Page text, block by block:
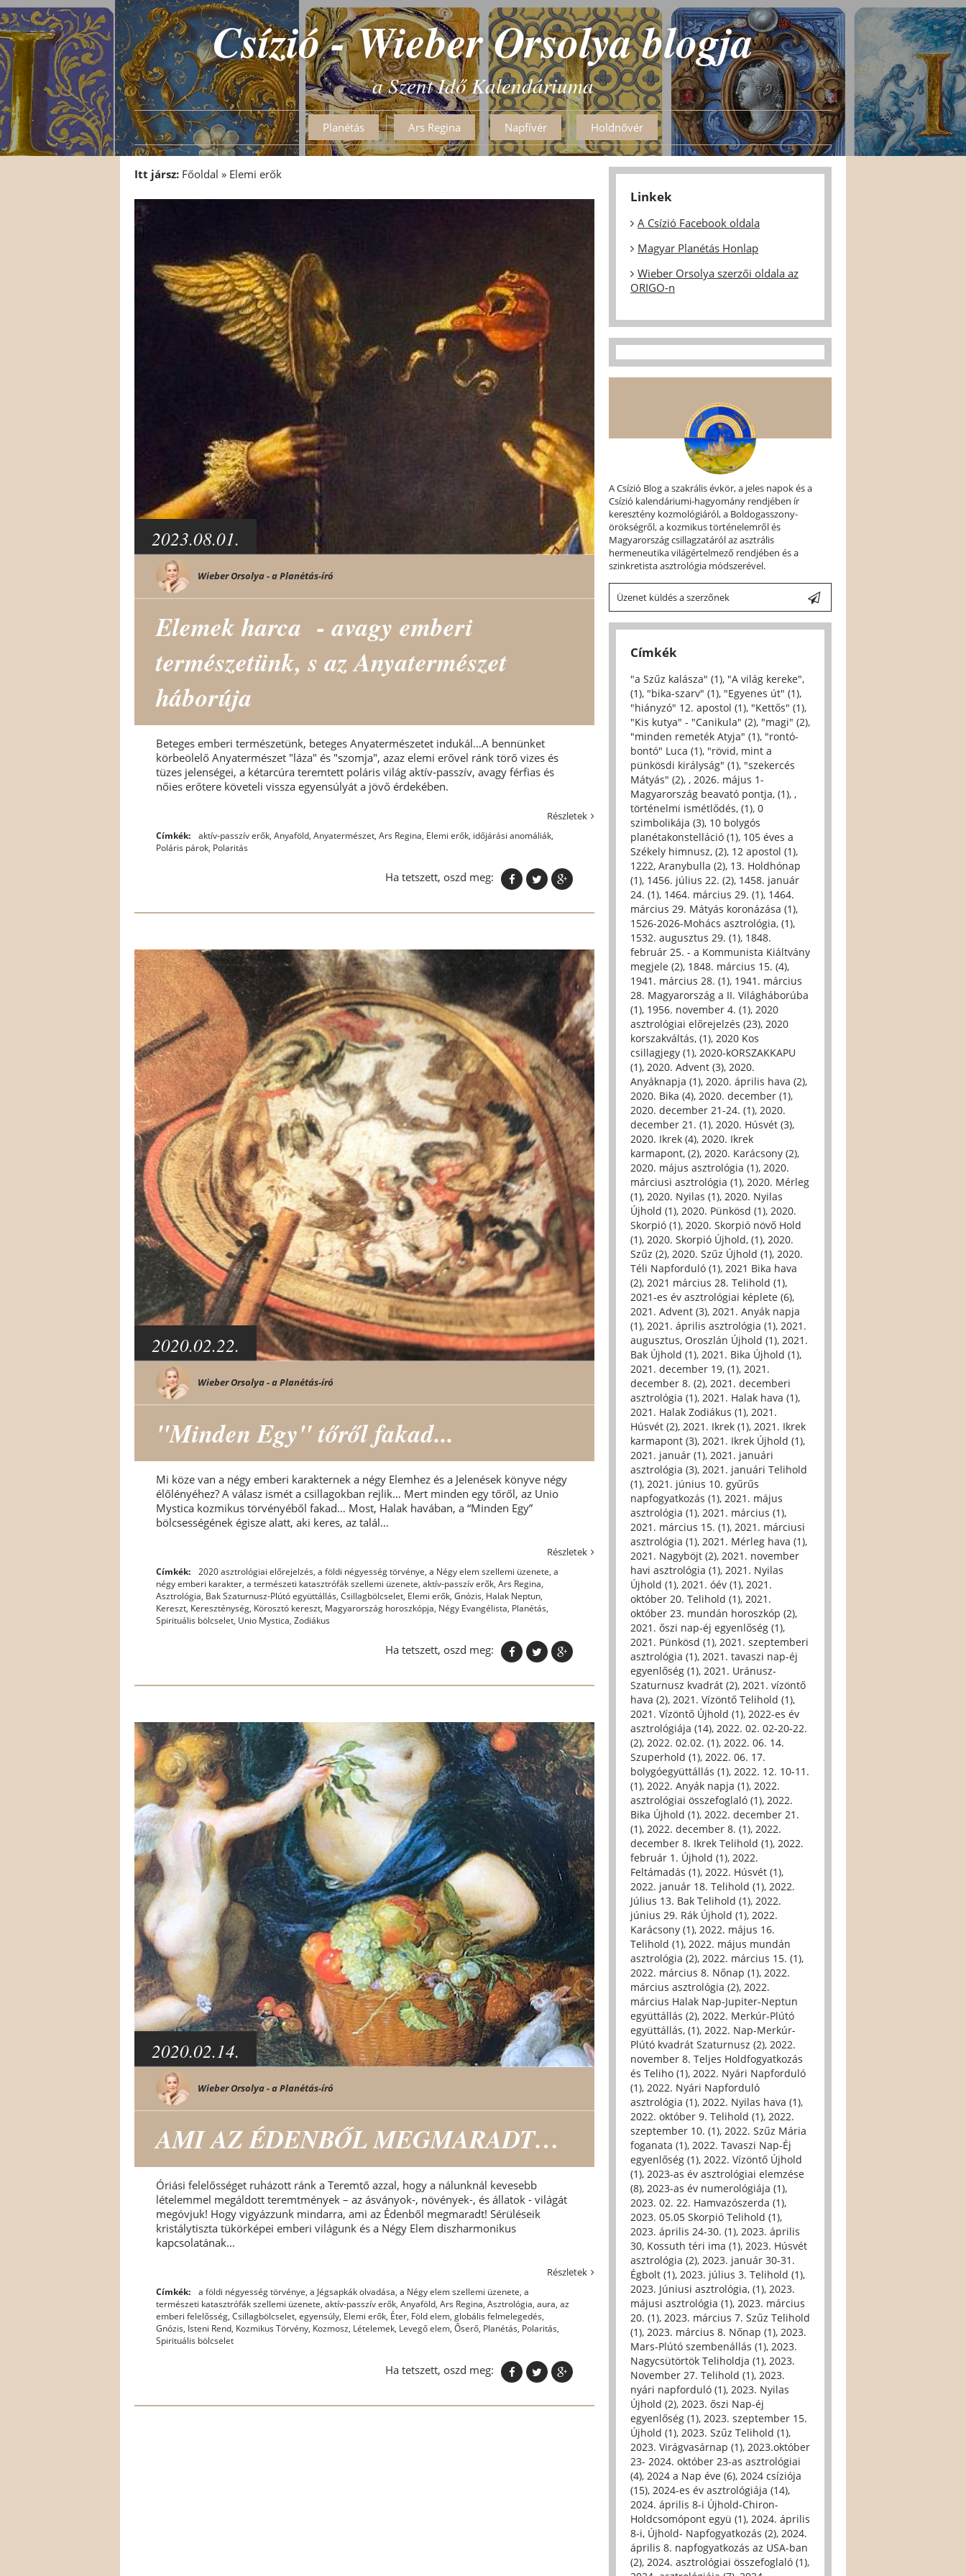
Csízió - Wieber Orsolya blogja
a Szent Idő Kalendáriuma
Planétás Ars Regina Napfívér Holdnővér
Itt jársz: Főoldal » Elemi erők
2023.08.01.
Wieber Orsolya - a Planétás-író
Elemek harca - avagy emberi
természetünk, s az Anyatermészet
háborúja
Beteges emberi természetünk, beteges Anyatermészetet indukál…A bennünket
körbeölelő Anyatermészet "láza" és "szomja", azaz elemi erővel ránk törő vizes és
tüzes jelenségei, a kétarcúra teremtett poláris világ aktív-passzív, avagy férfias és
nőies erőtere követeli vissza egyensúlyát a jövő érdekében.
Részletek
Címkék: aktív-passzív erők, Anyaföld, Anyatermészet, Ars Regina, Elemi erők, időjárási anomáliák,
Poláris párok, Polaritás
Ha tetszett, oszd meg:
2020.02.22.
Wieber Orsolya - a Planétás-író
"Minden Egy" tőről fakad...
Mi köze van a négy emberi karakternek a négy Elemhez és a Jelenések könyve négy
élőlényéhez? A válasz ismét a csillagokban rejlik… Mert minden egy tőről, az Unio
Mystica kozmikus törvényéből fakad… Most, Halak havában, a “Minden Egy”
bölcsességének égisze alatt, aki keres, az talál…
Részletek
Címkék: 2020 asztrológiai előrejelzés, a földi négyesség törvénye, a Négy elem szellemi üzenete, a
négy emberi karakter, a természeti katasztrófák szellemi üzenete, aktív-passzív erők, Ars Regina,
Asztrológia, Bak Szaturnusz-Plútó együttállás, Csillagbölcselet, Elemi erők, Gnózis, Halak Neptun,
Kereszt, Kereszténység, Körosztó kereszt, Magyarország horoszkópja, Négy Evangélista, Planétás,
Spirituális bölcselet, Unio Mystica, Zodiákus
Ha tetszett, oszd meg:
2020.02.14.
Wieber Orsolya - a Planétás-író
AMI AZ ÉDENBŐL MEGMARADT…
Óriási felelősséget ruházott ránk a Teremtő azzal, hogy a nálunknál kevesebb
lételemmel megáldott teremtmények – az ásványok-, növények-, és állatok - világát
megóvjuk! Hogy vigyázzunk mindarra, ami az Édenből megmaradt! Sérüléseik
kristálytiszta tükörképei emberi világunk és a Négy Elem diszharmonikus
kapcsolatának...
Részletek
Címkék: a földi négyesség törvénye, a Jégsapkák olvadása, a Négy elem szellemi üzenete, a
természeti katasztrófák szellemi üzenete, aktív-passzív erők, Anyaföld, Ars Regina, Asztrológia, aura, az
emberi felelősség, Csillagbölcselet, egyensúly, Elemi erők, Éter, Föld elem, globális felmelegedés,
Gnózis, Isteni Rend, Kozmikus Törvény, Kozmosz, Lételemek, Levegő elem, Őserő, Planétás, Polaritás,
Spirituális bölcselet
Ha tetszett, oszd meg:
Linkek
A Csízió Facebook oldala
Magyar Planétás Honlap
Wieber Orsolya szerzői oldala az
ORIGO-n
A Csízió Blog a szakrális évkör, a jeles napok és a
Csízió kalendáriumi-hagyomány rendjében ír
keresztény kozmológiáról, a Boldogasszony-
örökségről, a kozmikus történelemről és
Magyarország csillagzatáról az asztrális
hermeneutika világértelmező rendjében és a
szinkretista asztrológia módszerével.
Üzenet küldés a szerzőnek
Címkék
"a Szűz kalásza" (1), "A világ kereke",
(1), "bika-szarv" (1), "Egyenes út" (1),
"hiányzó" 12. apostol (1), "Kettős" (1),
"Kis kutya" - "Canikula" (2), "magi" (2),
"minden remeték Atyja" (1), "rontó-
bontó" Luca (1), "rövid, mint a
pünkösdi királyság" (1), "szekercés
Mátyás" (2), , 2026. május 1-
Magyarország beavató pontja, (1), ,
történelmi ismétlődés, (1), 0
szimbolikája (3), 10 bolygós
planétakonstelláció (1), 105 éves a
Székely himnusz, (2), 12 apostol (1),
1222, Aranybulla (2), 13. Holdhónap
(1), 1456. július 22. (2), 1458. január
24. (1), 1464. március 29. (1), 1464.
március 29. Mátyás koronázása (1),
1526-2026-Mohács asztrológia, (1),
1532. augusztus 29. (1), 1848.
február 25. - a Kommunista Kiáltvány
megjele (2), 1848. március 15. (4),
1941. március 28. (1), 1941. március
28. Magyarország a II. Világháborúba
(1), 1956. november 4. (1), 2020
asztrológiai előrejelzés (23), 2020
korszakváltás, (1), 2020 Kos
csillagjegy (1), 2020-kORSZAKKAPU
(1), 2020. Advent (3), 2020.
Anyáknapja (1), 2020. április hava (2),
2020. Bika (4), 2020. december (1),
2020. december 21-24. (1), 2020.
december 21. (1), 2020. Húsvét (3),
2020. Ikrek (4), 2020. Ikrek
karmapont, (2), 2020. Karácsony (2),
2020. május asztrológia (1), 2020.
márciusi asztrológia (1), 2020. Mérleg
(1), 2020. Nyilas (1), 2020. Nyilas
Újhold (1), 2020. Pünkösd (1), 2020.
Skorpió (1), 2020. Skorpió növő Hold
(1), 2020. Skorpió Újhold, (1), 2020.
Szűz (2), 2020. Szűz Újhold (1), 2020.
Téli Napforduló (1), 2021 Bika hava
(2), 2021 március 28. Telihold (1),
2021-es év asztrológiai képlete (6),
2021. Advent (3), 2021. Anyák napja
(1), 2021. április asztrológia (1), 2021.
augusztus, Oroszlán Újhold (1), 2021.
Bak Újhold (1), 2021. Bika Újhold (1),
2021. december 19, (1), 2021.
december 8. (2), 2021. decemberi
asztrológia (1), 2021. Halak hava (1),
2021. Halak Zodiákus (1), 2021.
Húsvét (2), 2021. Ikrek (1), 2021. Ikrek
karmapont (3), 2021. Ikrek Újhold (1),
2021. január (1), 2021. januári
asztrológia (3), 2021. januári Telihold
(1), 2021. június 10. gyűrűs
napfogyatkozás (1), 2021. május
asztrológia (1), 2021. március (1),
2021. március 15. (1), 2021. márciusi
asztrológia (1), 2021. Mérleg hava (1),
2021. Nagyböjt (2), 2021. november
havi asztrológia (1), 2021. Nyilas
Újhold (1), 2021. óév (1), 2021.
október 20. Telihold (1), 2021.
október 23. mundán horoszkóp (2),
2021. őszi nap-éj egyenlőség (1),
2021. Pünkösd (1), 2021. szeptemberi
asztrológia (1), 2021. tavaszi nap-éj
egyenlőség (1), 2021. Uránusz-
Szaturnusz kvadrát (2), 2021. vízöntő
hava (2), 2021. Vízöntő Telihold (1),
2021. Vízöntő Újhold (1), 2022-es év
asztrológiája (14), 2022. 02. 02-20-22.
(2), 2022. 02.02. (1), 2022. 06. 14.
Szuperhold (1), 2022. 06. 17.
bolygóegyüttállás (1), 2022. 12. 10-11.
(1), 2022. Anyák napja (1), 2022.
asztrológiai összefoglaló (1), 2022.
Bika Újhold (1), 2022. december 21.
(1), 2022. december 8. (1), 2022.
december 8. Ikrek Telihold (1), 2022.
február 1. Újhold (1), 2022.
Feltámadás (1), 2022. Húsvét (1),
2022. január 18. Telihold (1), 2022.
Július 13. Bak Telihold (1), 2022.
június 29. Rák Újhold (1), 2022.
Karácsony (1), 2022. május 16.
Telihold (1), 2022. május mundán
asztrológia (2), 2022. március 15. (1),
2022. március 8. Nőnap (1), 2022.
március asztrológia (2), 2022.
március Halak Nap-Jupiter-Neptun
együttállás (2), 2022. Merkúr-Plútó
együttállás, (1), 2022. Nap-Merkúr-
Plútó kvadrát Szaturnusz (2), 2022.
november 8. Teljes Holdfogyatkozás
és Teliho (1), 2022. Nyári Napforduló
(1), 2022. Nyári Napforduló
asztrológia (1), 2022. Nyilas hava (1),
2022. október 9. Telihold (1), 2022.
szeptember 10. (1), 2022. Szűz Mária
foganata (1), 2022. Tavaszi Nap-Éj
egyenlőség (1), 2022. Vízöntő Újhold
(1), 2023-as év asztrológiai elemzése
(8), 2023-as év numerológiája (1),
2023. 02. 22. Hamvazószerda (1),
2023. 05.05 Skorpió Telihold (1),
2023. április 24-30. (1), 2023. április
30, Kossuth téri ima (1), 2023. Húsvét
asztrológia (2), 2023. január 30-31.
Égbolt (1), 2023. július 3. Telihold (1),
2023. Júniusi asztrológia, (1), 2023.
májusi asztrológia (1), 2023. március
20. (1), 2023. március 7. Szűz Telihold
(1), 2023. március 8. Nőnap (1), 2023.
Mars-Plútó szembenállás (1), 2023.
Nagycsütörtök Teliholdja (1), 2023.
November 27. Telihold (1), 2023.
nyári napforduló (1), 2023. Nyilas
Újhold (2), 2023. őszi Nap-éj
egyenlőség (1), 2023. szeptember 15.
Újhold (1), 2023. Szűz Telihold (1),
2023. Virágvasárnap (1), 2023.október
23- 2024. október 23-as asztrológiai
(4), 2024 a Nap éve (6), 2024 csíziója
(15), 2024-es év asztrológiája (14),
2024. április 8-i Újhold-Chiron-
Holdcsomópont együ (1), 2024. április
8-i, Újhold- Napfogyatkozás (2), 2024.
április 8. napfogyatkozás az USA-ban
(2), 2024. asztrológiai összefoglaló (1),